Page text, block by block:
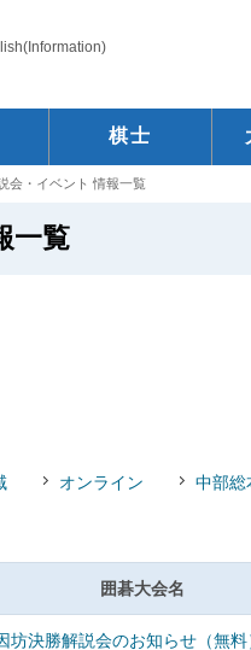
棋士
会・イベント 情報一覧
一覧
オンライン 中部総
囲碁大会名
坊決勝解説会のお知らせ（無料